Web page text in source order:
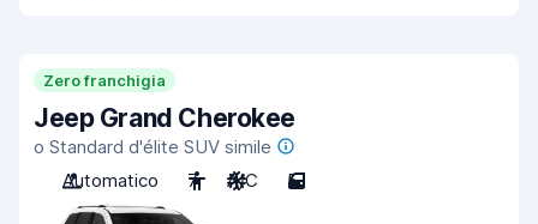
Zero franchigia
Jeep Grand Cherokee
o Standard d'élite SUV simile
Automatico
7 A/C 5